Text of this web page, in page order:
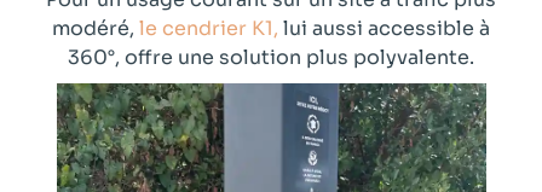
modéré, le cendrier K1, lui aussi accessible à
360°, offre une solution plus polyvalente.